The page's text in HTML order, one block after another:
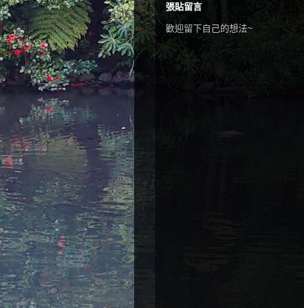
張貼留言
歡迎留下自己的想法~